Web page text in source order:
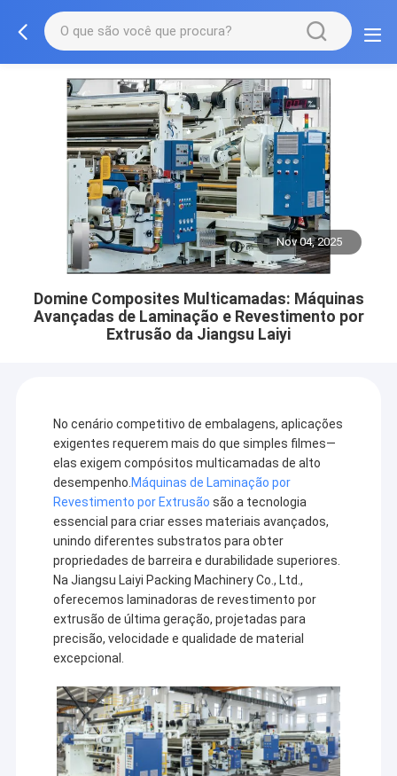
Nov 04, 2025
Domine Composites Multicamadas: Máquinas
Avançadas de Laminação e Revestimento por
Extrusão da Jiangsu Laiyi
No cenário competitivo de embalagens, aplicações
exigentes requerem mais do que simples filmes—
elas exigem compósitos multicamadas de alto
desempenho.Máquinas de Laminação por
Revestimento por Extrusão são a tecnologia
essencial para criar esses materiais avançados,
unindo diferentes substratos para obter
propriedades de barreira e durabilidade superiores.
Na Jiangsu Laiyi Packing Machinery Co., Ltd.,
oferecemos laminadoras de revestimento por
extrusão de última geração, projetadas para
precisão, velocidade e qualidade de material
excepcional.